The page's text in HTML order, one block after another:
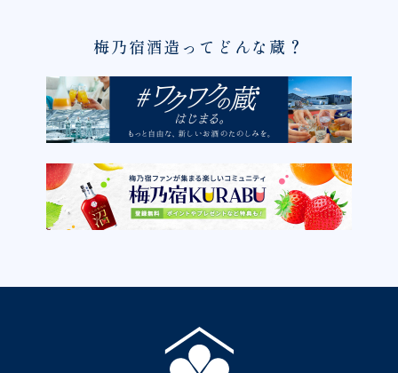
梅乃宿酒造ってどんな蔵？